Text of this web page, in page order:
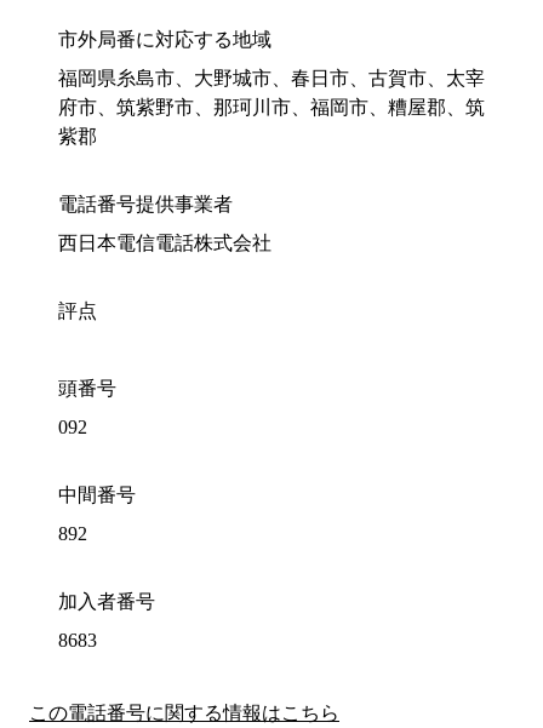
市外局番に対応する地域
福岡県糸島市、大野城市、春日市、古賀市、太宰
府市、筑紫野市、那珂川市、福岡市、糟屋郡、筑
紫郡
電話番号提供事業者
西日本電信電話株式会社
評点
頭番号
092
中間番号
892
加入者番号
8683
この電話番号に関する情報はこちら